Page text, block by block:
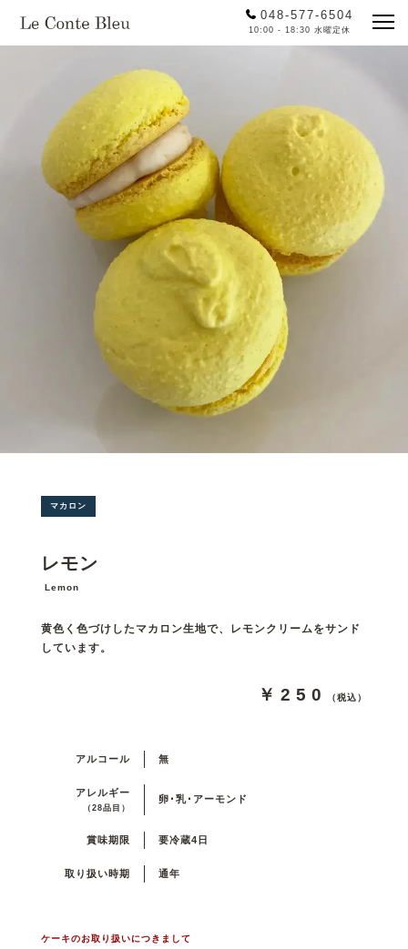
048-577-6504
10:00 - 18:30 水曜定休
マカロン
レモン
Lemon
黄色く色づけしたマカロン生地で、レモンクリームをサンド
しています。
￥250 （税込）
アルコール 無
アレルギー
（28品目）
卵･乳･アーモンド
賞味期限 要冷蔵4日
取り扱い時期 通年
ケーキのお取り扱いにつきまして